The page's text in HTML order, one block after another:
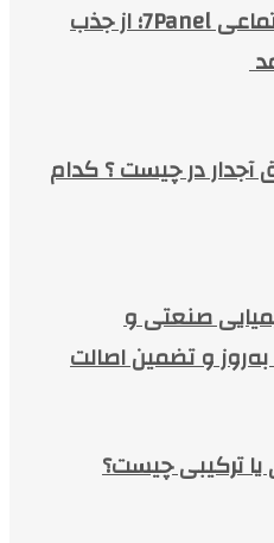
خدمات شبکه‌های اجتماعی 7Panel؛ از جذب
در چیست ؟ کدام
صنعتی و
و تضمین اصالت
ترکیبی چیست؟